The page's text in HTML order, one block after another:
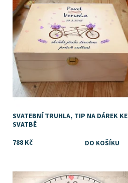
SVATEBNÍ TRUHLA, TIP NA DÁREK KE
SVATBĚ
788 Kč
Dostupnost: Skladem